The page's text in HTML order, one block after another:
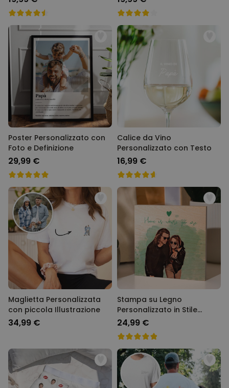
Poster Personalizzato con
Foto e Definizione
29,99 €
Calice da Vino
Personalizzato con Testo
16,99 €
Maglietta Personalizzata
con piccola Illustrazione
34,99 €
Stampa su Legno
Personalizzato in Stile
Fumetto
24,99 €